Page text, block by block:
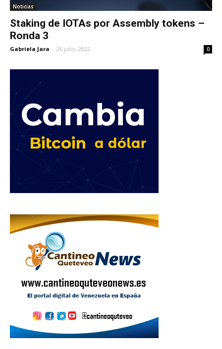
Noticias
Staking de IOTAs por Assembly tokens –
Ronda 3
Gabriela Jara - 26 julio, 2022 0